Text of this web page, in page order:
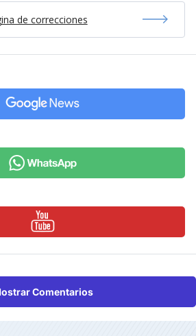
de correcciones
Comentarios